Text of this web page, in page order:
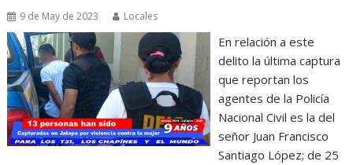
9 de May de 2023 Locales
En relación a este
delito la última captura
que reportan los
agentes de la Policía
Nacional Civil es la del
señor Juan Francisco
Santiago López; de 25